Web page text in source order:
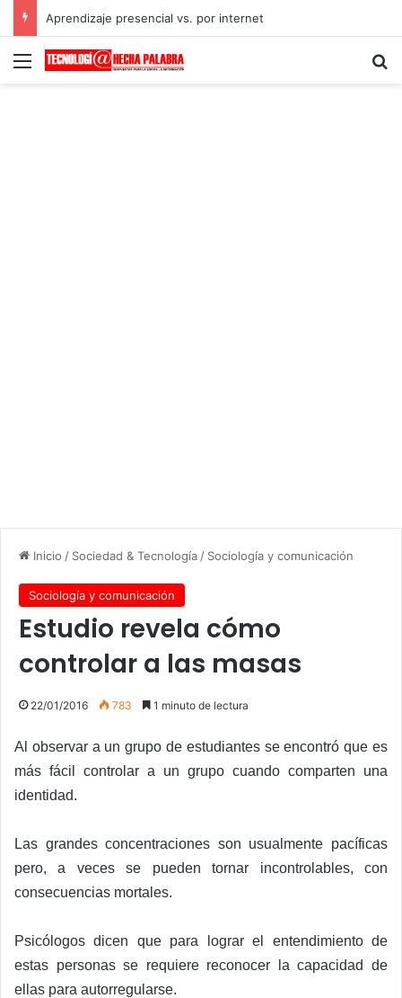
Aprendizaje presencial vs. por internet
Menú
Inicio / Sociedad & Tecnología / Sociología y comunicación
Sociología y comunicación
Estudio revela cómo
controlar a las masas
22/01/2016 783 1 minuto de lectura
Al observar a un grupo de estudiantes se encontró que es
más fácil controlar a un grupo cuando comparten una
identidad.
Las grandes concentraciones son usualmente pacíficas
pero, a veces se pueden tornar incontrolables, con
consecuencias mortales.
Psicólogos dicen que para lograr el entendimiento de
estas personas se requiere reconocer la capacidad de
ellas para autorregularse.